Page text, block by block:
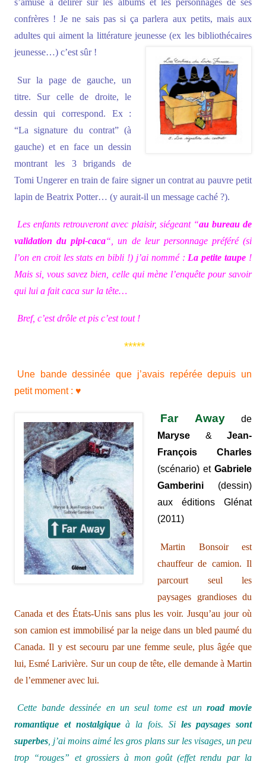
s’amuse à délirer sur les albums et les personnages de ses
confrères ! Je ne sais pas si ça parlera aux petits, mais aux
adultes qui aiment la littérature jeunesse (ex les bibliothécaires
jeunesse…) c’est sûr !
Sur la page de gauche, un
titre. Sur celle de droite, le
dessin qui correspond. Ex :
“La signature du contrat” (à
gauche) et en face un dessin
montrant les 3 brigands de
Tomi Ungerer en train de faire signer un contrat au pauvre petit
lapin de Beatrix Potter… (y aurait-il un message caché ?).
Les enfants retrouveront avec plaisir, siégeant “au bureau de
validation du pipi-caca“, un de leur personnage préféré (si
l’on en croit les stats en bibli !) j’ai nommé : La petite taupe !
Mais si, vous savez bien, celle qui mène l’enquête pour savoir
qui lui a fait caca sur la tête…
Bref, c’est drôle et pis c’est tout !
*****
Une bande dessinée que j’avais repérée depuis un
petit moment : ♥
Far Awayde
Maryse&Jean-
François Charles
(scénario) etGabriele
Gamberini(dessin)
aux éditions Glénat
(2011)
Martin Bonsoir est
chauffeur de camion. Il
parcourt seul les
paysages grandioses du
Canada et des États-Unis sans plus les voir. Jusqu’au jour où
son camion est immobilisé par la neige dans un bled paumé du
Canada. Il y est secouru par une femme seule, plus âgée que
lui, Esmé Larivière. Sur un coup de tête, elle demande à Martin
de l’emmener avec lui.
Cette bande dessinée en un seul tome est un road movie
romantique et nostalgiqueà la fois. Si les paysages sont
superbes, j’ai moins aimé les gros plans sur les visages, un peu
trop “rouges” et grossiers à mon goût (effet rendu par la